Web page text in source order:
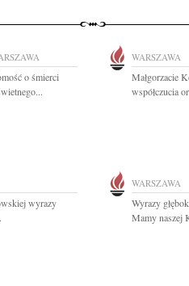
o śmierci
WARSZAWA
Małgorzacie
współczucia
wyrazy
WARSZAWA
Wyrazy
Mamy naszej